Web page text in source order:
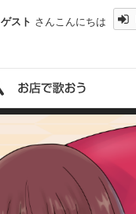
ゲスト さんこんにちは